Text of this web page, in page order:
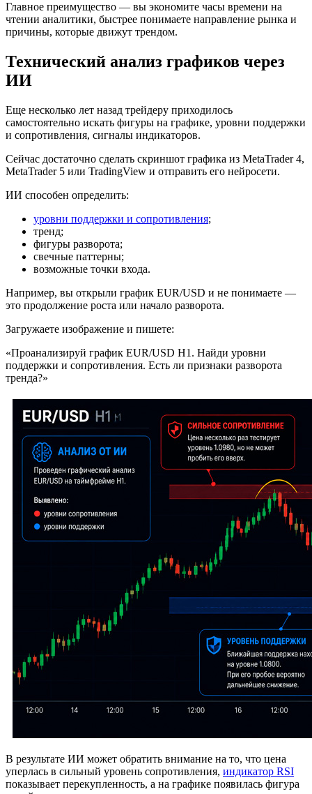
Главное преимущество — вы экономите часы времени на
чтении аналитики, быстрее понимаете направление рынка и
причины, которые движут трендом.
Технический анализ графиков через
ИИ
Еще несколько лет назад трейдеру приходилось
самостоятельно искать фигуры на графике, уровни поддержки
и сопротивления, сигналы индикаторов.
Сейчас достаточно сделать скриншот графика из MetaTrader 4,
MetaTrader 5 или TradingView и отправить его нейросети.
ИИ способен определить:
уровни поддержки и сопротивления;
тренд;
фигуры разворота;
свечные паттерны;
возможные точки входа.
Например, вы открыли график EUR/USD и не понимаете —
это продолжение роста или начало разворота.
Загружаете изображение и пишете:
«Проанализируй график EUR/USD H1. Найди уровни
поддержки и сопротивления. Есть ли признаки разворота
тренда?»
В результате ИИ может обратить внимание на то, что цена
уперлась в сильный уровень сопротивления, индикатор RSI
показывает перекупленность, а на графике появилась фигура